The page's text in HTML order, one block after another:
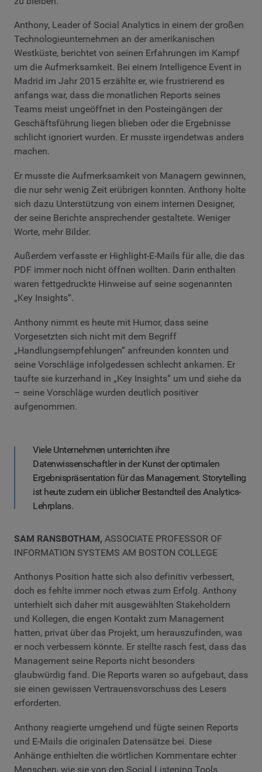
Anthony, Leader of Social Analytics in einem der großen
Technologieunternehmen an der amerikanischen
Westküste, berichtet von seinen Erfahrungen im Kampf
um die Aufmerksamkeit. Bei einem Intelligence Event in
Madrid im Jahr 2015 erzählte er, wie frustrierend es
anfangs war, dass die monatlichen Reports seines
Teams meist ungeöffnet in den Posteingängen der
Geschäftsführung liegen blieben oder die Ergebnisse
schlicht ignoriert wurden. Er musste irgendetwas anders
machen.
Er musste die Aufmerksamkeit von Managern gewinnen,
die nur sehr wenig Zeit erübrigen konnten. Anthony holte
sich dazu Unterstützung von einem internen Designer,
der seine Berichte ansprechender gestaltete. Weniger
Worte, mehr Bilder.
Außerdem verfasste er Highlight-E-Mails für alle, die das
PDF immer noch nicht öffnen wollten. Darin enthalten
waren fettgedruckte Hinweise auf seine sogenannten
„Key Insights“.
Anthony nimmt es heute mit Humor, dass seine
Vorgesetzten sich nicht mit dem Begriff
„Handlungsempfehlungen“ anfreunden konnten und
seine Vorschläge infolgedessen schlecht ankamen. Er
taufte sie kurzerhand in „Key Insights“ um und siehe da
– seine Vorschläge wurden deutlich positiver
aufgenommen.
Viele Unternehmen unterrichten ihre
Datenwissenschaftler in der Kunst der optimalen
Ergebnispräsentation für das Management. Storytelling
ist heute zudem ein üblicher Bestandteil des Analytics-
Lehrplans.
SAM RANSBOTHAM, ASSOCIATE PROFESSOR OF
INFORMATION SYSTEMS AM BOSTON COLLEGE
Anthonys Position hatte sich also definitiv verbessert,
doch es fehlte immer noch etwas zum Erfolg. Anthony
unterhielt sich daher mit ausgewählten Stakeholdern
und Kollegen, die engen Kontakt zum Management
hatten, privat über das Projekt, um herauszufinden, was
er noch verbessern könnte. Er stellte rasch fest, dass das
Management seine Reports nicht besonders
glaubwürdig fand. Die Reports waren so aufgebaut, dass
sie einen gewissen Vertrauensvorschuss des Lesers
erforderten.
Anthony reagierte umgehend und fügte seinen Reports
und E-Mails die originalen Datensätze bei. Diese
Anhänge enthielten die wörtlichen Kommentare echter
Menschen, wie sie von den Social Listening Tools